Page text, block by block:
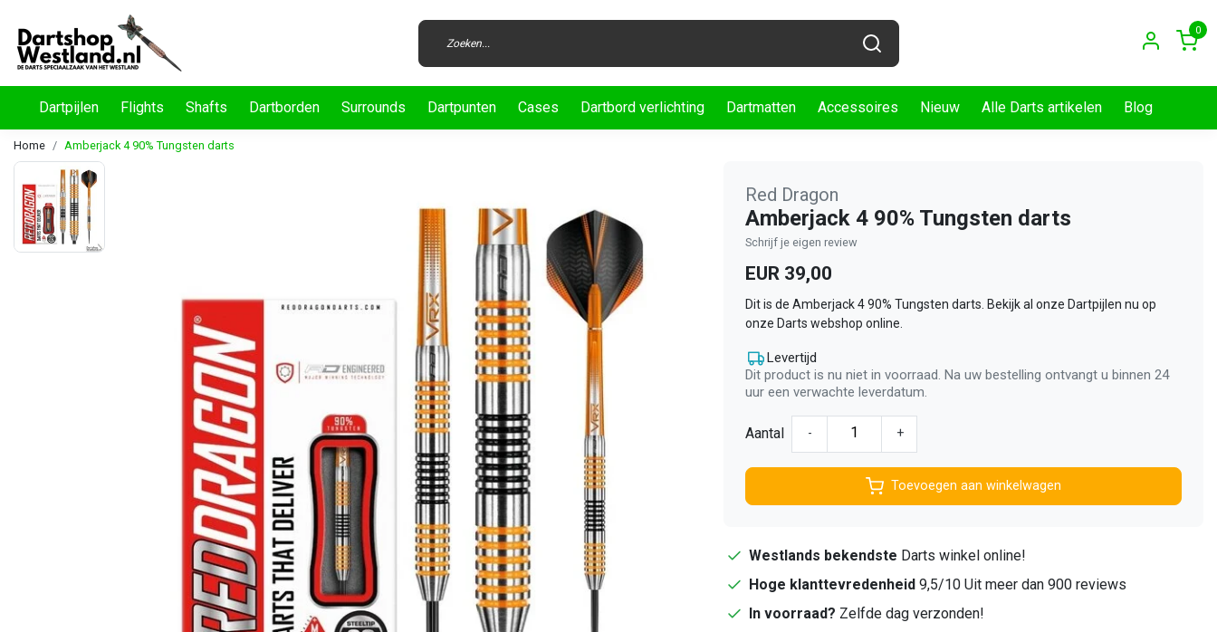
0
Dartpijlen Flights Shafts Dartborden Surrounds Dartpunten Cases Dartbord verlichting Dartmatten Accessoires Nieuw Alle Darts artikelen Blog
Home Amberjack 4 90% Tungsten darts
Red Dragon
Amberjack 4 90% Tungsten darts
Schrijf je eigen review
EUR 39,00
Dit is de Amberjack 4 90% Tungsten darts. Bekijk al onze Dartpijlen nu op
onze Darts webshop online.
Levertijd
Dit product is nu niet in voorraad. Na uw bestelling ontvangt u binnen 24
uur een verwachte leverdatum.
Aantal - +
Toevoegen aan winkelwagen
Westlands bekendste Darts winkel online!
Hoge klanttevredenheid 9,5/10 Uit meer dan 900 reviews
In voorraad? Zelfde dag verzonden!